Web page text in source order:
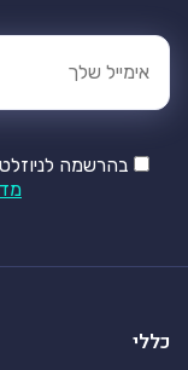
בהרשמה
כללי